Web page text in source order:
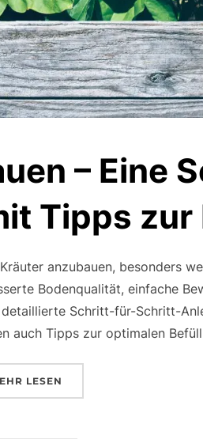
– Eine
Tipps zur
anzubauen, besonders
Bodenqualität, einfache
Schritt-für-Schritt-
auch Tipps zur optimalen
LESEN